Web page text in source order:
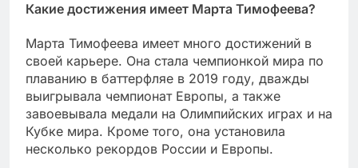
Какие достижения имеет Марта Тимофеева?
Марта Тимофеева имеет много достижений в
своей карьере. Она стала чемпионкой мира по
плаванию в баттерфляе в 2019 году, дважды
выигрывала чемпионат Европы, а также
завоевывала медали на Олимпийских играх и на
Кубке мира. Кроме того, она установила
несколько рекордов России и Европы.